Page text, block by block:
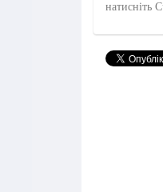
натисніть